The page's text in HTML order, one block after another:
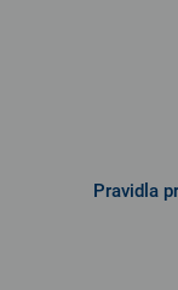
Pravidla